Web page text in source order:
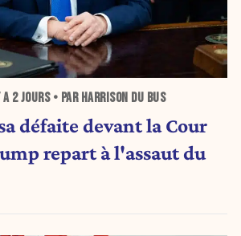
A2 JOURS• PAR HARRISON DU BUS
défaite devant la Cour
repart à l'assaut du